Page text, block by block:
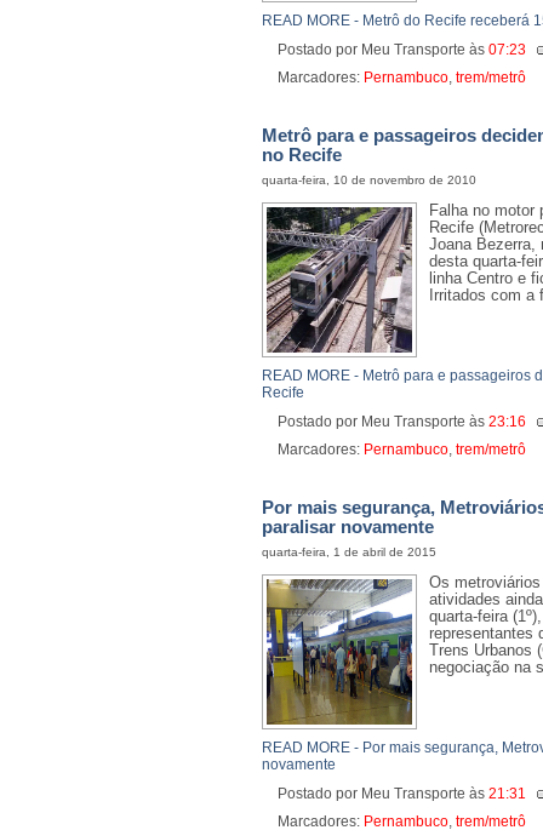
READ MORE - Metrô do Recife receberá
Postado por Meu Transporte às 07:23
Marcadores: Pernambuco trem/metrô
Metrô para e passageiros
no Recife
quarta-feira, 10 de novembro de 2010
Falha no motor
Recife
Joana Bezerra,
desta quarta-
linha Centro e
Irritados com a
READ MORE - Metrô para e passageiros
Recife
Postado por Meu Transporte às 23:16
Marcadores: Pernambuco trem/metrô
Por mais segurança,
paralisar novamente
quarta-feira, 1 de abril de 2015
Os
atividades
quarta-feira
representantes
Trens Urbanos
negociação na
READ MORE - Por mais segurança,
novamente
Postado por Meu Transporte às 21:31
Marcadores: Pernambuco trem/metrô